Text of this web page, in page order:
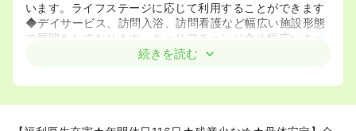
います。ライフステージに応じて利用することができます
◆デイサービス、訪問入浴、訪問看護など幅広い施設形態
で展開をしております。キャリアチェンジ含め幅広いキャ
リア選択を行うことができます。
≪教育体制・研修が充実しています！≫
験の方でも安心して仕事をする事ができます！
続きを読む